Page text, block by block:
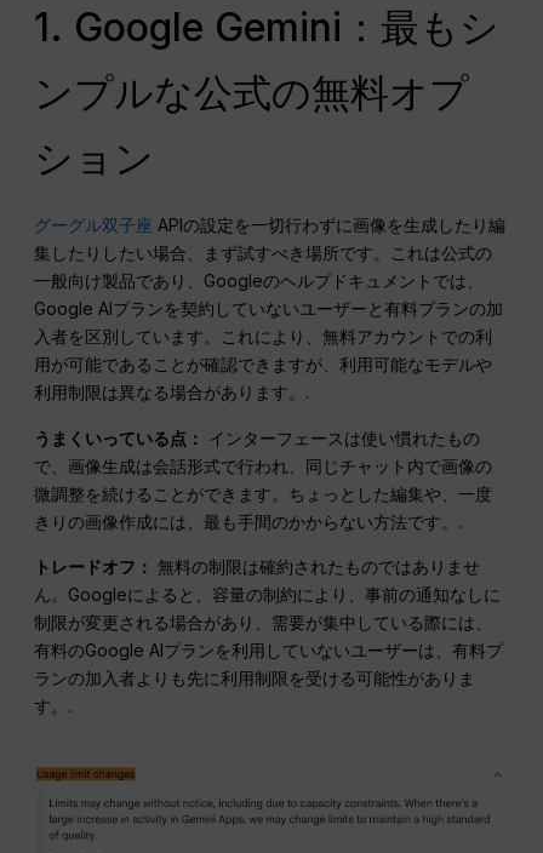
1. Google Gemini：最もシ
ンプルな公式の無料オプ
ション
グーグル双子座 APIの設定を一切行わずに画像を生成したり編
集したりしたい場合、まず試すべき場所です。これは公式の
一般向け製品であり、Googleのヘルプドキュメントでは、
Google AIプランを契約していないユーザーと有料プランの加
入者を区別しています。これにより、無料アカウントでの利
用が可能であることが確認できますが、利用可能なモデルや
利用制限は異なる場合があります。.
うまくいっている点：
インターフェースは使い慣れたもの
で、画像生成は会話形式で行われ、同じチャット内で画像の
微調整を続けることができます。ちょっとした編集や、一度
きりの画像作成には、最も手間のかからない方法です。.
トレードオフ： 無料の制限は確約されたものではありませ
ん。Googleによると、容量の制約により、事前の通知なしに
制限が変更される場合があり、需要が集中している際には、
有料のGoogle AIプランを利用していないユーザーは、有料プ
ランの加入者よりも先に利用制限を受ける可能性がありま
す。.